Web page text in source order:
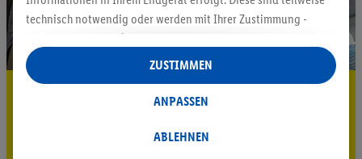
5.95 € Versand sparen³²ᵃ
technisch notwendig oder werden mit Ihrer Zustimmung -
auch durch Partner (u.a.
Verantwortliche; im Zusammenhang mit dem IAB TCF
insgesamt
Statistik-Erstellung oder für personalisierte Werbung
Datenverarbeitungen für personalisierte Werbung werden
ABLEHNEN
ANPASSEN
ZUSTIMMEN